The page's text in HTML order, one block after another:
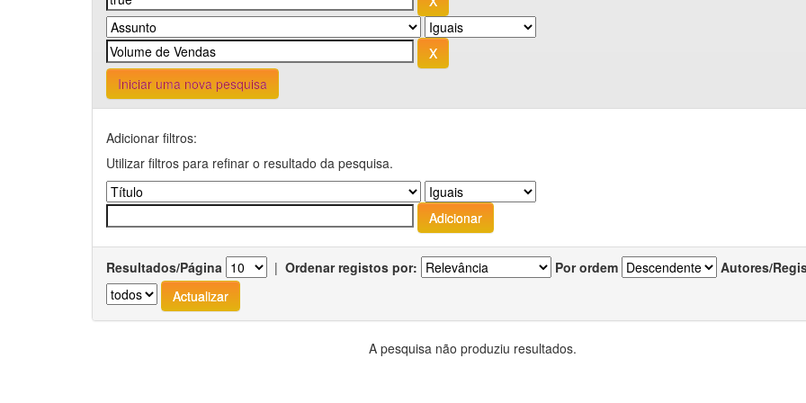
Iniciar uma nova pesquisa
Adicionar filtros:
Utilizar filtros para refinar o resultado da pesquisa.
Resultados/Página | Ordenar registos por: Por ordem Autores/
A pesquisa não produziu resultados.